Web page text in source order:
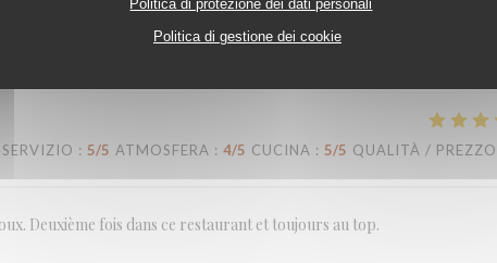
Politica di protezione dei dati personali
Politica di gestione dei cookie
ATMOSFERA: 5/5 CUCINA: 5/5
SERVIZIO : 5/5 ATMOSFERA : 4/5 CUCINA : 5/5 QUALITÀ / PREZZO
Deuxième fois dans ce restaurant et toujours au top.